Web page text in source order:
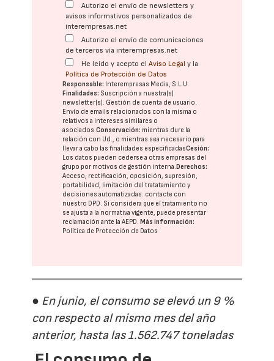
Autorizo el envío de newsletters y
avisos informativos personalizados de
interempresas.net
Autorizo el envío de comunicaciones
de terceros vía interempresas.net
He leído y acepto elAviso Legal y la
Política de Protección de Datos
Responsable: Interempresas Media, S.L.U.
Finalidades: Suscripción a nuestra(s)
newsletter(s). Gestión de cuenta de usuario.
Envío de emails relacionados con la misma o
relativos a intereses similares o
asociados.Conservación: mientras dure la
relación con Ud., o mientras sea necesario para
llevar a cabo las finalidades especificadasCesión:
Los datos pueden cederse a otras empresas del
grupo por motivos de gestión interna.Derechos:
Acceso, rectificación, oposición, supresión,
portabilidad, limitación del tratatamiento y
decisiones automatizadas: contacte con
nuestro DPD. Si considera que el tratamiento no
se ajusta a la normativa vigente, puede presentar
reclamación ante laAEPD.Más información:
Política de Protección de Datos
● En junio, el consumo se elevó un 9 %
con respecto al mismo mes del año
anterior, hasta las 1.562.747 toneladas